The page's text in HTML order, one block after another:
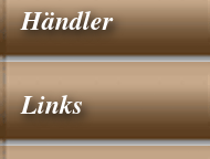
Händler
Links